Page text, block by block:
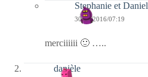
Stephanie et Daniel
30/11/2016/07:19
merciiiiii 🙂 …..
danièle